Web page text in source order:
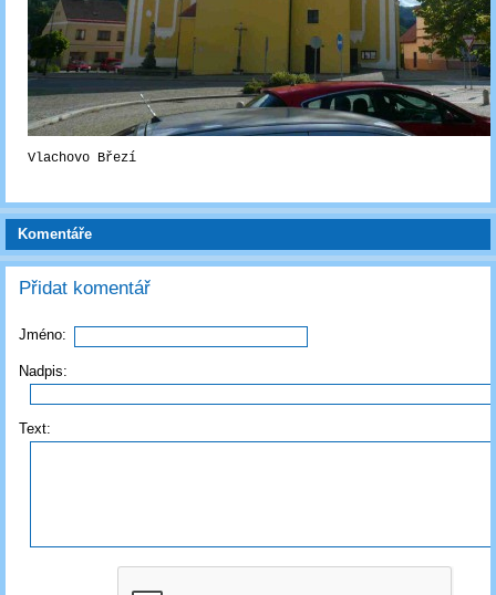
Vlachovo Březí
Komentáře
Přidat komentář
Jméno:
Nadpis:
Text: